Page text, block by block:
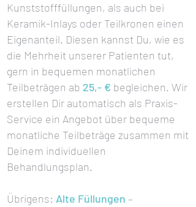
Kunststofffüllungen, als auch bei
Keramik-Inlays oder Teilkronen einen
Eigenanteil. Diesen kannst Du, wie es
die Mehrheit unserer Patienten tut,
gern in bequemen monatlichen
Teilbeträgen ab 25,- € begleichen. Wir
erstellen Dir automatisch als Praxis-
Service ein Angebot über bequeme
monatliche Teilbeträge zusammen mit
Deinem individuellen
Behandlungsplan.
Übrigens: Alte Füllungen –